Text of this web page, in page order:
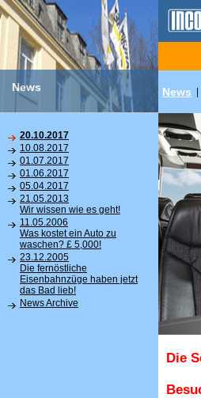
News News
20.10.2017
10.08.2017
01.07.2017
01.06.2017
05.04.2017
21.05.2013
Wir wissen wie es geht!
11.05.2006
Was kostet ein Auto zu
waschen? £ 5,000!
23.12.2005
Die fernöstliche
Eisenbahnzüge haben jetzt
das Bad lieb!
News Archive
Die